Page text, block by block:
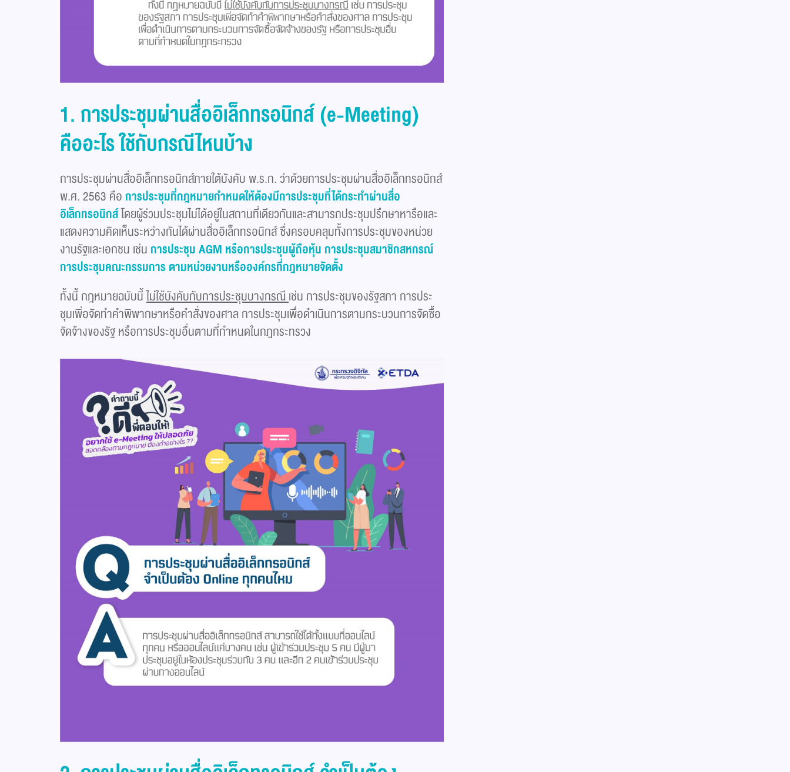
1. การประชุมผ่านสื่ออิเล็กทรอนิกส์ (e-Meeting)
คืออะไร ใช้กับกรณีไหนบ้าง
การประชุมผ่านสื่ออิเล็กทรอนิกส์ภายใต้บังคับ พ.ร.ก. ว่าด้วยการประชุมผ่านสื่ออิเล็กทรอนิกส์
พ.ศ. 2563 คือการประชุมที่กฎหมายกำหนดให้ต้องมีการประชุมที่ได้กระทำผ่านสื่อ
อิเล็กทรอนิกส์โดยผู้ร่วมประชุมไม่ได้อยู่ในสถานที่เดียวกันและสามารถประชุมปรึกษาหารือและ
แสดงความคิดเห็นระหว่างกันได้ผ่านสื่ออิเล็กทรอนิกส์ ซึ่งครอบคลุมทั้งการประชุมของหน่วย
งานรัฐและเอกชน เช่นการประชุม AGM หรือการประชุมผู้ถือหุ้น การประชุมสมาชิกสหกรณ์
การประชุมคณะกรรมการ ตามหน่วยงานหรือองค์กรที่กฎหมายจัดตั้ง
ทั้งนี้ กฎหมายฉบับนี้ไม่ใช้บังคับกับการประชุมบางกรณี เช่น การประชุมของรัฐสภา การประ
ชุมเพิ่อจัดทำคำพิพากษาหรือคำสั่งของศาล การประชุมเพื่อดำเนินการตามกระบวนการจัดซื้อ
จัดจ้างของรัฐ หรือการประชุมอื่นตามที่กำหนดในกฎกระทรวง